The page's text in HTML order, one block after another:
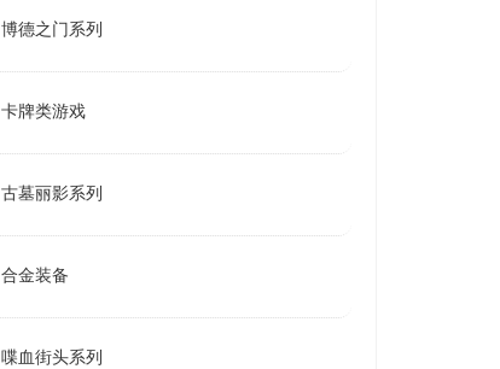
博德之门系列
卡牌类游戏
古墓丽影系列
合金装备
喋血街头系列